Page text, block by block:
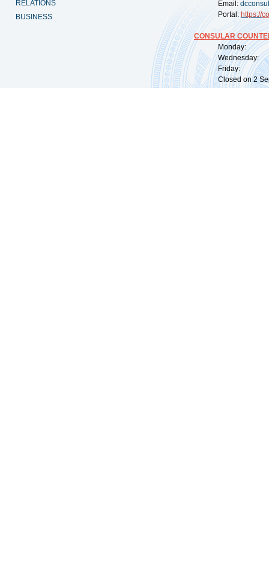
RELATIONS
BUSINESS
Email:
Portal: https://
CONSULAR
Monday:
Wednesday:
Friday:
Closed on 2